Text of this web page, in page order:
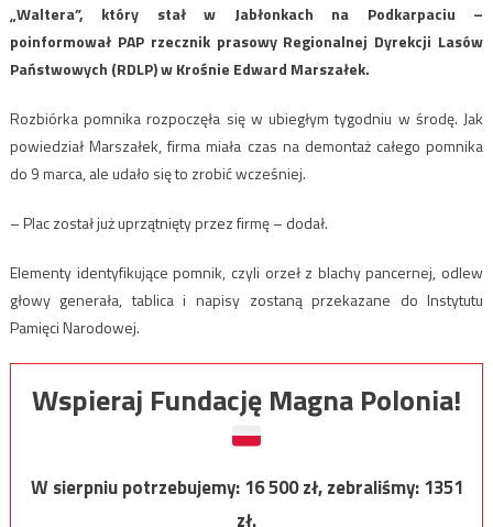
„Waltera”, który stał w Jabłonkach na Podkarpaciu –
poinformował PAP rzecznik prasowy Regionalnej Dyrekcji Lasów
Państwowych (RDLP) w Krośnie Edward Marszałek.
Rozbiórka pomnika rozpoczęła się w ubiegłym tygodniu w środę. Jak
powiedział Marszałek, firma miała czas na demontaż całego pomnika
do 9 marca, ale udało się to zrobić wcześniej.
– Plac został już uprzątnięty przez firmę – dodał.
Elementy identyfikujące pomnik, czyli orzeł z blachy pancernej, odlew
głowy generała, tablica i napisy zostaną przekazane do Instytutu
Pamięci Narodowej.
Wspieraj Fundację Magna Polonia!
W sierpniu potrzebujemy:16 500zł, zebraliśmy:1351
zł.